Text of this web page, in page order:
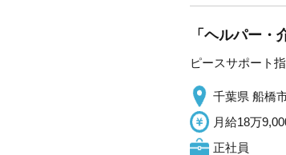
「ヘルパー
ピースサポート
千葉県 船橋
月給18万
正社員